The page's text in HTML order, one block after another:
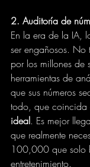
2. Auditoría de
En la era de la IA,
ser engañosos. No
por los millones de
herramientas de
que sus números
todo, que coincida
ideal. Es mejor
que realmente
100,000 que solo
entretenimiento.